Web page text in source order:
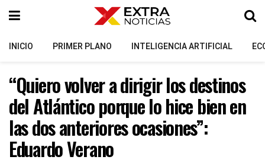
INICIO PRIMER PLANO INTELIGENCIA ARTIFICIAL
“Quiero volver a dirigir los destinos
del Atlántico porque lo hice bien en
las dos anteriores ocasiones”:
Eduardo Verano